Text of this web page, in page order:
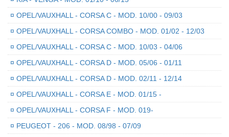
¤ OPEL/VAUXHALL - CORSA C - MOD. 10/00 - 09/03
¤ OPEL/VAUXHALL - CORSA COMBO - MOD. 01/02 - 12/03
¤ OPEL/VAUXHALL - CORSA C - MOD. 10/03 - 04/06
¤ OPEL/VAUXHALL - CORSA D - MOD. 05/06 - 01/11
¤ OPEL/VAUXHALL - CORSA D - MOD. 02/11 - 12/14
¤ OPEL/VAUXHALL - CORSA E - MOD. 01/15 -
¤ OPEL/VAUXHALL - CORSA F - MOD. 019-
¤ PEUGEOT - 206 - MOD. 08/98 - 07/09